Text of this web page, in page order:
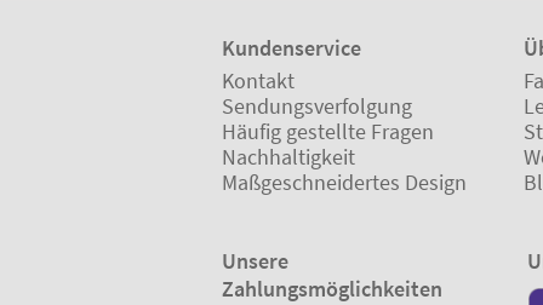
Kundenservice
Kontakt
Sendungsverfolgung
Häufig gestellte Fragen
Nachhaltigkeit
Maßgeschneidertes Design
Unsere
Zahlungsmöglichkeiten